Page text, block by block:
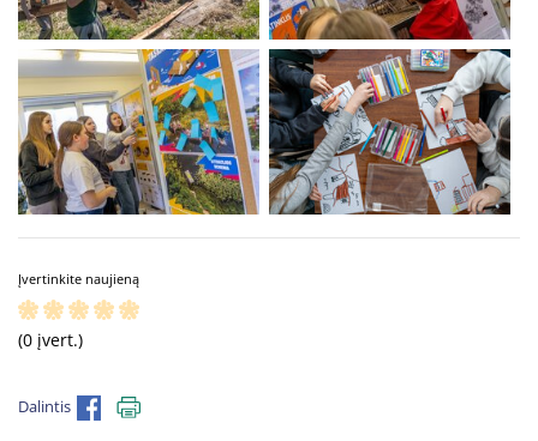
Įvertinkite naujieną
(0 įvert.)
Dalintis